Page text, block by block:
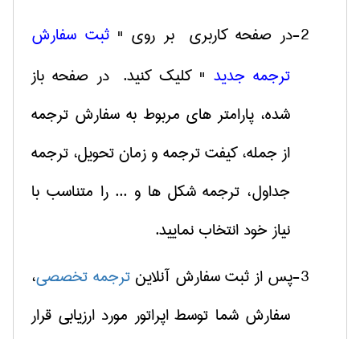
2-در صفحه كاربري بر روی "
ثبت سفارش
ترجمه جدید " کلیک کنید. در صفحه باز
شده، پارامتر های مربوط به سفارش ترجمه
از جمله، کیفت ترجمه و زمان تحویل، ترجمه
جداول، ترجمه شکل ها و ... را متناسب با
نیاز خود انتخاب نمایید.
3-پس از ثبت سفارش آنلاین
ترجمه تخصصی،
سفارش شما توسط اپراتور مورد ارزیابی قرار